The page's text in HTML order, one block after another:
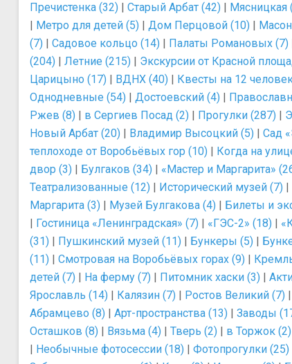
Пречистенка (32) | Старый Арбат (42) | Мясницкая
| Метро для детей (5) | Дом Перцовой (10) |
(7) | Садовое кольцо (14) | Палаты Романовых (7)
(204) | Летние (215) | Экскурсии от Красной
Царицыно (17) | ВДНХ (40) | Квесты на 12
Однодневные (54) | Достоевский (4) |
Ржев (8) | в Сергиев Посад (2) | Прогулки (287) |
Новый Арбат (20) | Владимир Высоцкий (5) | Сад
теплоходе от Воробьёвых гор (10) | Когда на
двор (3) | Булгаков (34) | «Мастер и Маргарита»
Театрализованные (12) | Исторический музей (7) |
Маргарита (3) | Музей Булгакова (4) | Билеты и
| Гостиница «Ленинградская» (7) | «ГЭС-2» (18) |
(31) | Пушкинский музей (11) | Бункеры (5) |
(11) | Смотровая на Воробьёвых горах (9) |
детей (7) | На ферму (7) | Питомник хаски (3) |
Ярославль (14) | Калязин (7) | Ростов Великий (7) |
Абрамцево (8) | Арт-пространства (13) | Заводы
Осташков (8) | Вязьма (4) | Тверь (2) | в Торжок (2)
| Необычные фотосессии (18) | Фотопрогулки (25)